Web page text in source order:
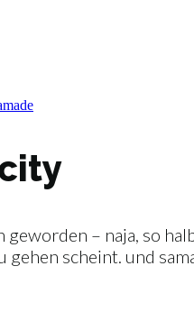
– naja, so
gehen scheint. und